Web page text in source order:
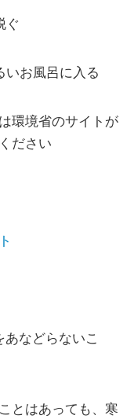
ぐ
いお風呂に入る
環境省のサイトが
ださい
などらないこ
とはあっても、寒